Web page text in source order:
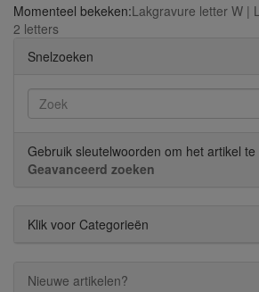
Momenteel bekeken:Lakgravure letter W |
2 letters
Snelzoeken
Gebruik sleutelwoorden om het artikel te
Geavanceerd zoeken
Klik voor Categorieën
Nieuwe artikelen?